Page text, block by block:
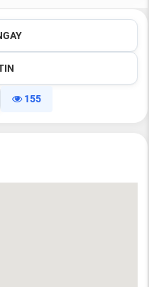
155